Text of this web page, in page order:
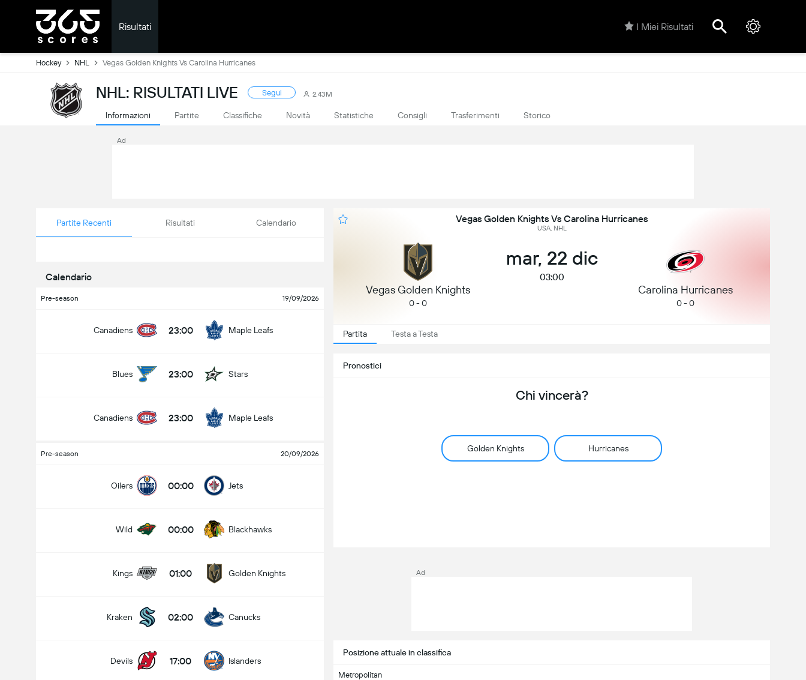
Risultati I Miei Risultati
Hockey NHL Vegas Golden Knights Vs Carolina Hurricanes
NHL: RISULTATI LIVE Segui 2.43M
Informazioni Partite Classifiche Novità Statistiche Consigli Trasferimenti Storico
Ad
Partite Recenti Risultati Calendario
Calendario
Pre-season 19/09/2026
Canadiens 23:00 Maple Leafs
Blues 23:00 Stars
Canadiens 23:00 Maple Leafs
Pre-season 20/09/2026
Oilers 00:00 Jets
Wild 00:00 Blackhawks
Kings 01:00 Golden Knights
Kraken 02:00 Canucks
Devils 17:00 Islanders
Vegas Golden Knights Vs Carolina Hurricanes
USA, NHL
Vegas Golden Knights
0 - 0
mar, 22 dic
03:00
Carolina Hurricanes
0 - 0
Partita Testa a Testa
Pronostici
Chi vincerà?
Golden Knights Hurricanes
Posizione attuale in classifica
Metropolitan
Ad